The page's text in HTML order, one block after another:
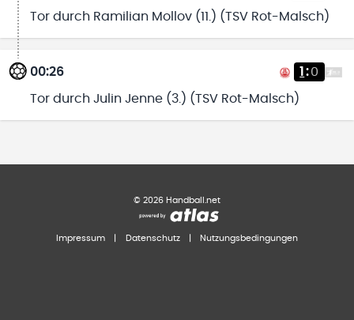
Tor durch Ramilian Mollov (11.) (TSV Rot-Malsch)
00:26 1 :0
Tor durch Julin Jenne (3.) (TSV Rot-Malsch)
© 2026 Handball.net
Impressum Datenschutz Nutzungsbedingungen